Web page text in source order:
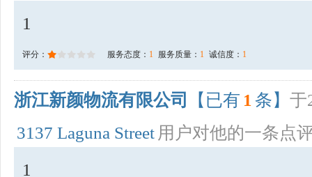
1
评分： 服务态度： 1 服务质量： 1 诚信度： 1
浙江新颜物流有限公司 【已有 1 条】 于
3137 Laguna Street 用户对他的一条点
1